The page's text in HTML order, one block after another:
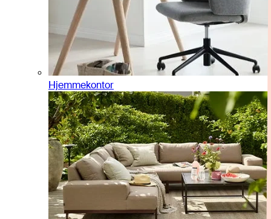
Hjemmekontor